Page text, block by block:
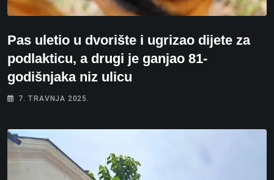
Pas uletio u dvorište i ugrizao dijete za
podlakticu, a drugi je ganjao 81-
godišnjaka niz ulicu
7. TRAVNJA 2025.